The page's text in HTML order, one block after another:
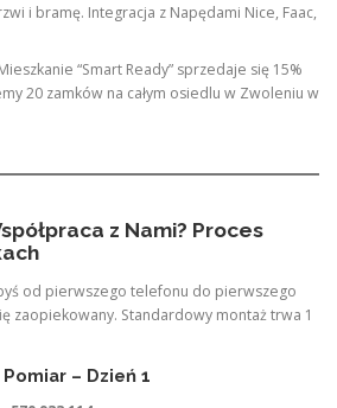
i bramę. Integracja z Napędami Nice, Faac,
“Smart Ready” sprzedaje się 15%
20 zamków na całym osiedlu w Zwoleniu w
z Nami? Proces
od pierwszego telefonu do pierwszego
zaopiekowany. Standardowy montaż trwa 1
– Dzień 1